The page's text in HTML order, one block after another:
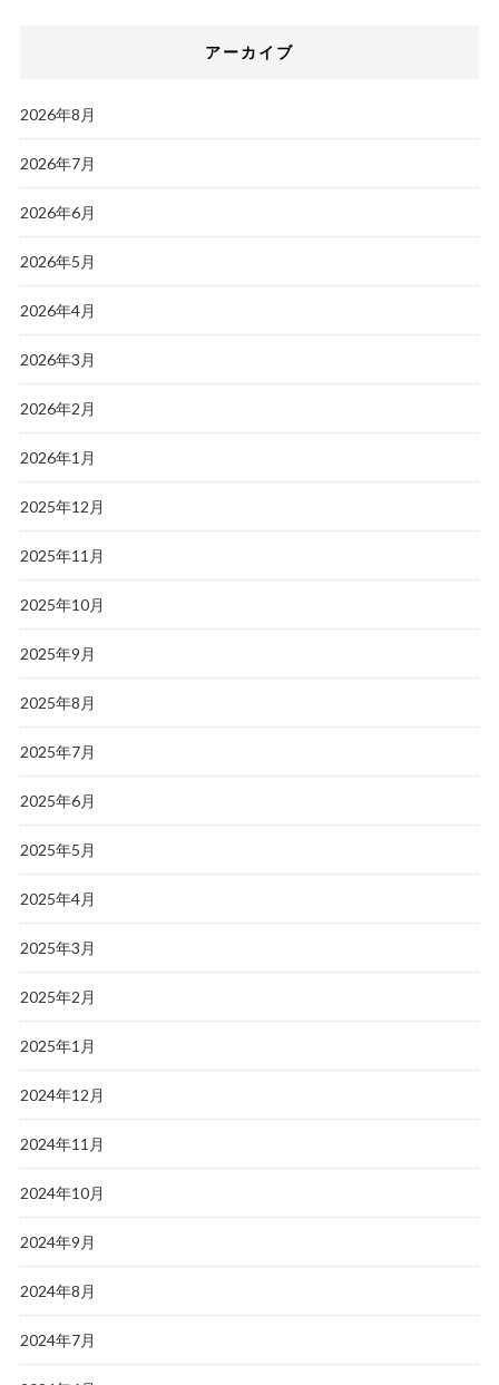
アーカイブ
2026年8月
2026年7月
2026年6月
2026年5月
2026年4月
2026年3月
2026年2月
2026年1月
2025年12月
2025年11月
2025年10月
2025年9月
2025年8月
2025年7月
2025年6月
2025年5月
2025年4月
2025年3月
2025年2月
2025年1月
2024年12月
2024年11月
2024年10月
2024年9月
2024年8月
2024年7月